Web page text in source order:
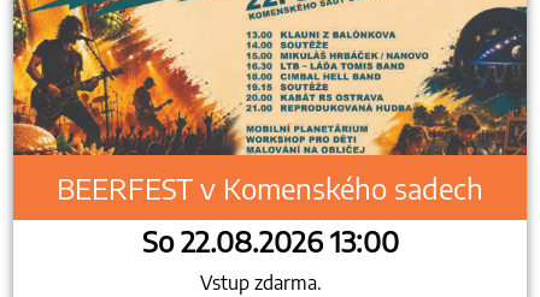
BEERFEST v Komenského sadech
So 22.08.2026 13:00
Vstup zdarma.